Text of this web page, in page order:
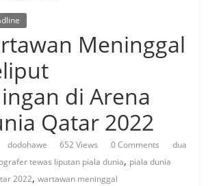
Meninggal
di Arena
Qatar 2022
dodohawe 652 Views 0 Comments
dua
tewas liputan piala dunia, piala dunia
2022,wartawan meninggal